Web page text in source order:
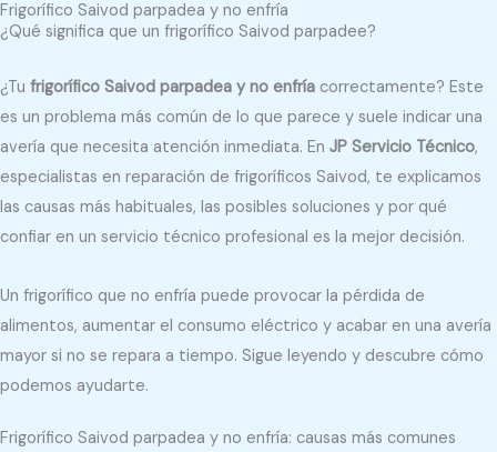
Frigorífico Saivod parpadea y no enfría
¿Qué significa que un frigorífico Saivod parpadee?
¿Tu frigorífico Saivod parpadea y no enfría correctamente? Este
es un problema más común de lo que parece y suele indicar una
avería que necesita atención inmediata. En JP Servicio Técnico,
especialistas en reparación de frigoríficos Saivod, te explicamos
las causas más habituales, las posibles soluciones y por qué
confiar en un servicio técnico profesional es la mejor decisión.
Un frigorífico que no enfría puede provocar la pérdida de
alimentos, aumentar el consumo eléctrico y acabar en una avería
mayor si no se repara a tiempo. Sigue leyendo y descubre cómo
podemos ayudarte.
Frigorífico Saivod parpadea y no enfría: causas más comunes